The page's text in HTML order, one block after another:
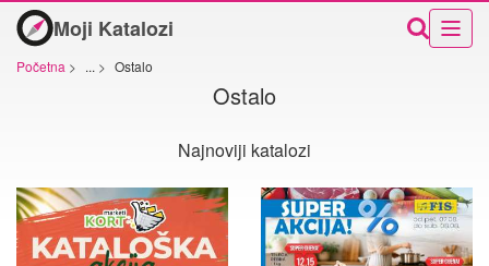
Moji Katalozi
Početna > ... > Ostalo
Ostalo
Najnoviji katalozi